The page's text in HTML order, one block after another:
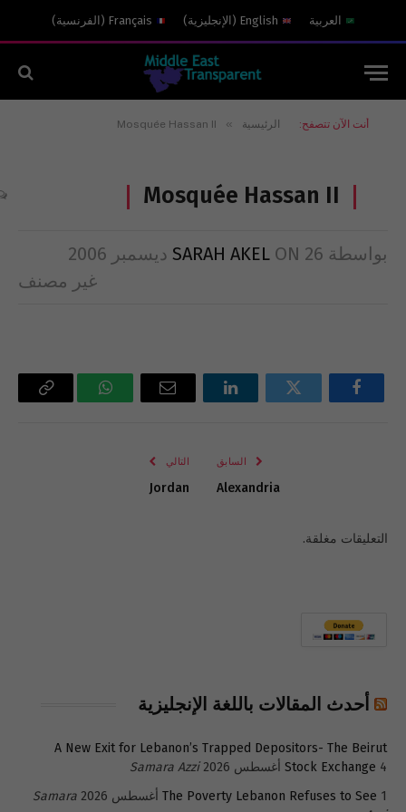
العربية English
( الإنجليزية)
Français
( الفرنسية)
أنت الآن تتصفح: الرئيسية »
Mosquée Hassan II
Mosquée Hassan II
بواسطة SARAH AKEL ON 26 ديسمبر 2006
غير مصنف
فيسبوك تويتر لينكدإن
البريد
واتساب Copy
السابق
Alexandria
التالي
Jordan
التعليقات مغلقة.
أحدث المقالات باللغة الإنجليزية
A New Exit for Lebanon’s Trapped Depositors- The Beirut
Stock Exchange 4 أغسطس 2026
Samara Azzi
The Poverty Lebanon Refuses to See 1 أغسطس 2026
Samara